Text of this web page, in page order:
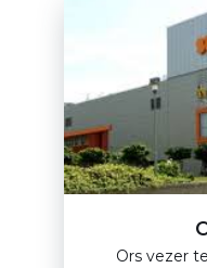
Ors vezer